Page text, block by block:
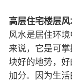
高层住宅楼层
风水是居住环
来说，它是可
块好的地势，
加分。因为生